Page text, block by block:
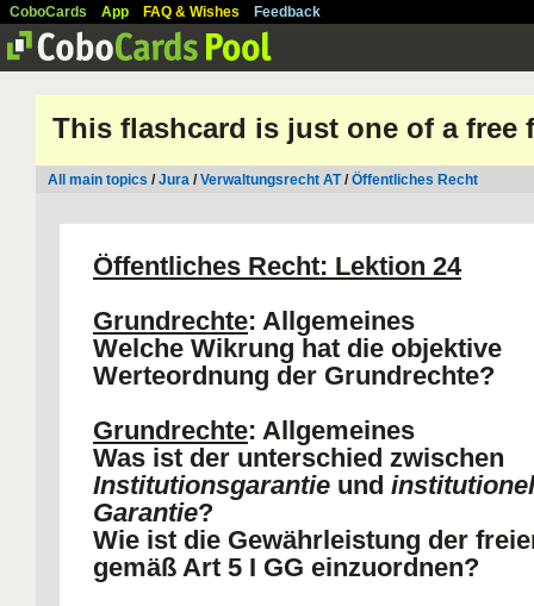
CoboCards App FAQ & Wishes Feedback
This flashcard is just one of a free
All main topics /Jura /Verwaltungsrecht AT/Öffentliches Recht
Öffentliches Recht: Lektion 24
Grundrechte: Allgemeines
Welche Wikrung hat die objektive
Werteordnung der Grundrechte?
Grundrechte: Allgemeines
Was ist der unterschied zwischen
Institutionsgarantie und
Garantie?
Wie ist die Gewährleistung der
gemäß Art 5 I GG einzuordnen?